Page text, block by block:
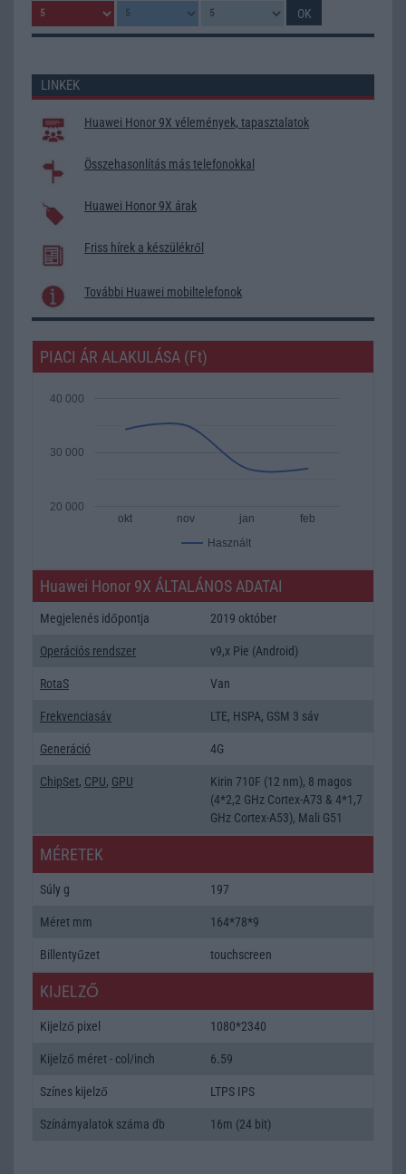
LINKEK
Huawei Honor 9X vélemények, tapasztalatok
Összehasonlítás más telefonokkal
Huawei Honor 9X árak
Friss hírek a készülékről
További Huawei mobiltelefonok
PIACI ÁR ALAKULÁSA (Ft)
Használt
okt nov jan feb
20 000
30 000
40 000
Huawei Honor 9X ÁLTALÁNOS ADATAI
Megjelenés időpontja 2019 október
Operációs rendszer v9,x Pie (Android)
RotaS Van
Frekvenciasáv LTE, HSPA, GSM 3 sáv
Generáció 4G
ChipSet, CPU, GPU
Kirin 710F (12 nm), 8 magos
(4*2,2 GHz Cortex-A73 & 4*1,7
GHz Cortex-A53), Mali G51
MÉRETEK
Súly g 197
Méret mm 164*78*9
Billentyűzet touchscreen
KIJELZŐ
Kijelző pixel 1080*2340
Kijelző méret - col/inch 6.59
Színes kijelző LTPS IPS
Színárnyalatok száma db 16m (24 bit)